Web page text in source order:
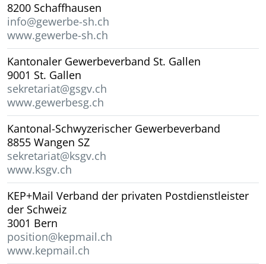
8200 Schaffhausen
info@gewerbe-sh.ch
www.gewerbe-sh.ch
Kantonaler Gewerbeverband St. Gallen
9001 St. Gallen
sekretariat@gsgv.ch
www.gewerbesg.ch
Kantonal-Schwyzerischer Gewerbeverband
8855 Wangen SZ
sekretariat@ksgv.ch
www.ksgv.ch
KEP+Mail Verband der privaten Postdienstleister
der Schweiz
3001 Bern
position@kepmail.ch
www.kepmail.ch